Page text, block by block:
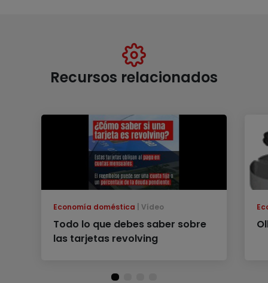
Recursos relacionados
Economía doméstica Vídeo
Todo lo que debes saber sobre
las tarjetas revolving